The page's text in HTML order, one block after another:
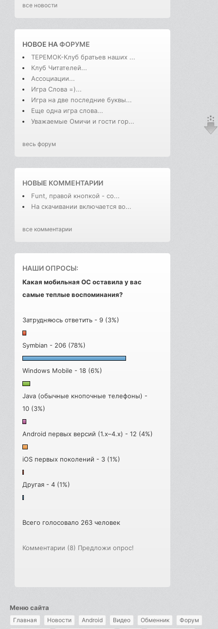
все новости
НОВОЕ НАФОРУМЕ
ТЕРЕМОК-Клуб братьев наших ...
Клуб Читателей...
Ассоциации...
Игра Слова =)...
Игра на две последние буквы...
Еще одна игра слова...
Уважаемые Омичи и гости гор...
весь форум
НОВЫЕ КОММЕНТАРИИ
Funt, правой кнопкой - со...
На скачивании включается во...
все комментарии
НАШИ ОПРОСЫ:
Какая мобильная ОС оставила у вас
самые теплые воспоминания?
Затрудняюсь ответить - 9 (3%)
Symbian - 206 (78%)
Windows Mobile - 18 (6%)
Java (обычные кнопочные телефоны) -
10 (3%)
Android первых версий (1.x–4.x) - 12 (4%)
iOS первых поколений - 3 (1%)
Другая - 4 (1%)
Всего голосовало 263 человек
Комментарии (8) Предложи опрос!
Меню сайта
Главная Новости Android Видео Обменник Форум